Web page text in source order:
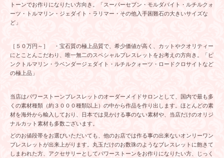
トーンでお作りになりたい方向き。「スーパーセブン・モルダバイト・ルチルクォ
ーツ・トルマリン・ジェダイト・ラリマー・その他入手困難石の大きいサイズな
ど」
［５０万円～］ ・宝石質の極上品質で、希少価値が高く、カットやクオリティー
にとことんこだわり、唯一無二のスペシャルブレスレットをお考えの方向き。「ピ
ンクトルマリン・ラベンダージェダイト・ルチルクォーツ・ロードクロサイトなど
の極上品」
当店はパワーストーンブレスレットのオーダーメイドサロンとして、国内で最も多
くの素材種類（約３０００種類以上）の中から作品を作り出します。ほとんどの素
材を海外から輸入しており、日本では見かける事のない素材や、当店だけのオリジ
ナルカット素材も多数ございます。
どのお値段帯をお選びいただいても、他のお店では作る事の出来ないオンリーワン
ブレスレットが出来上がります。丸玉だけのお数珠のようなブレスレットに飽きて
しまわれた方、アクセサリーとしてパワーストーンをお作りになりたい方、じっく